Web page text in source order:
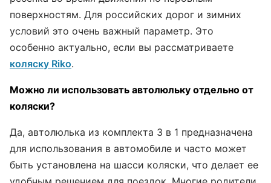
поверхностям. Для российских дорог и зимних
условий это очень важный параметр. Это
особенно актуально, если вы рассматриваете
коляску Riko.
Можно ли использовать автолюльку отдельно от
коляски?
Да, автолюлька из комплекта 3 в 1 предназначена
для использования в автомобиле и часто может
быть установлена на шасси коляски, что делает ее